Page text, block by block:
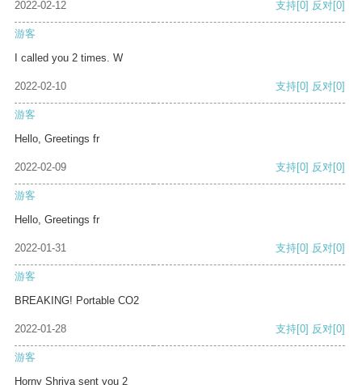
2022-02-12 支持[0] 反对[0]
游客
I called you 2 times. W
2022-02-10 支持[0] 反对[0]
游客
Hello, Greetings fr
2022-02-09 支持[0] 反对[0]
游客
Hello, Greetings fr
2022-01-31 支持[0] 反对[0]
游客
BREAKING! Portable CO2
2022-01-28 支持[0] 反对[0]
游客
Horny Shriya sent you 2